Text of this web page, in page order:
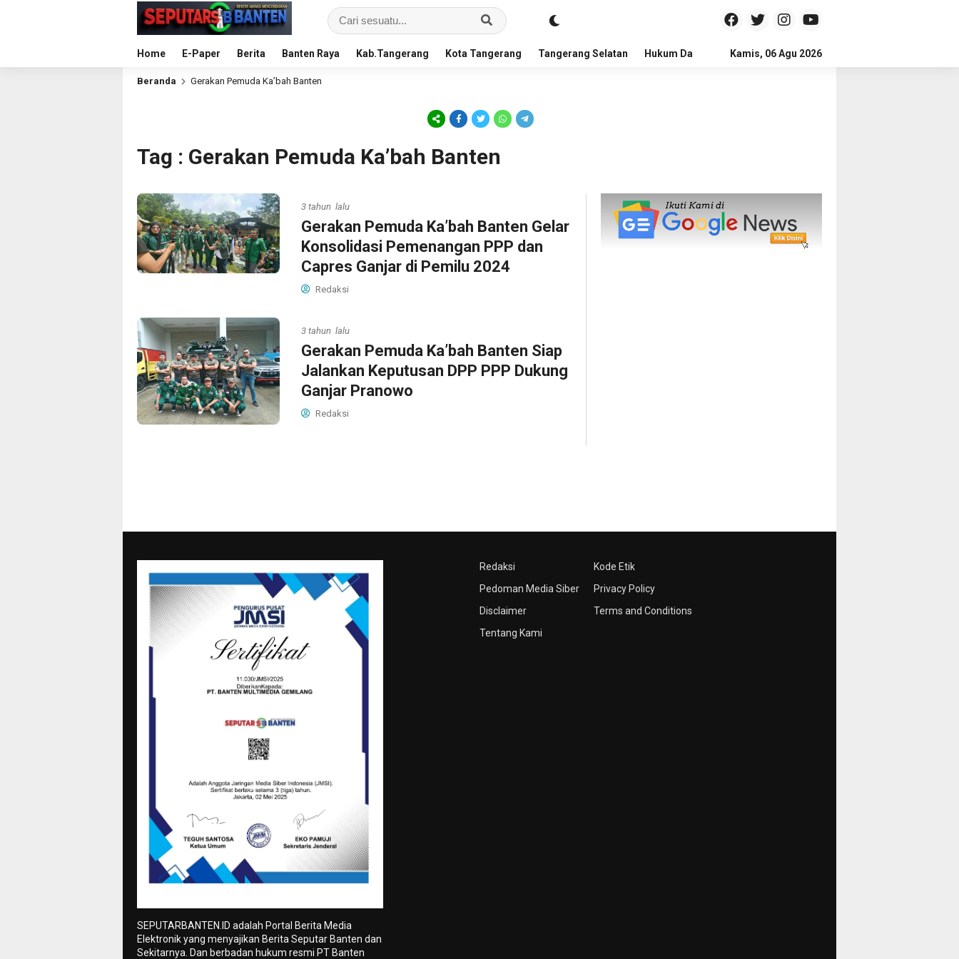
Home E-Paper Berita Banten Raya Kab.Tangerang Kota Tangerang Tangerang Selatan Hukum Dan Kriminal Politik Pendidikan
Kamis, 06 Agu 2026
Beranda Gerakan Pemuda Ka’bah Banten
Tag : Gerakan Pemuda Ka’bah Banten
3 tahun lalu
Gerakan Pemuda Ka’bah Banten Gelar
Konsolidasi Pemenangan PPP dan
Capres Ganjar di Pemilu 2024
Redaksi
3 tahun lalu
Gerakan Pemuda Ka’bah Banten Siap
Jalankan Keputusan DPP PPP Dukung
Ganjar Pranowo
Redaksi
Redaksi
Pedoman Media Siber
Disclaimer
Tentang Kami
Kode Etik
Privacy Policy
Terms and Conditions
SEPUTARBANTEN.ID adalah Portal Berita Media
Elektronik yang menyajikan Berita Seputar Banten dan
Sekitarnya. Dan berbadan hukum resmi PT Banten